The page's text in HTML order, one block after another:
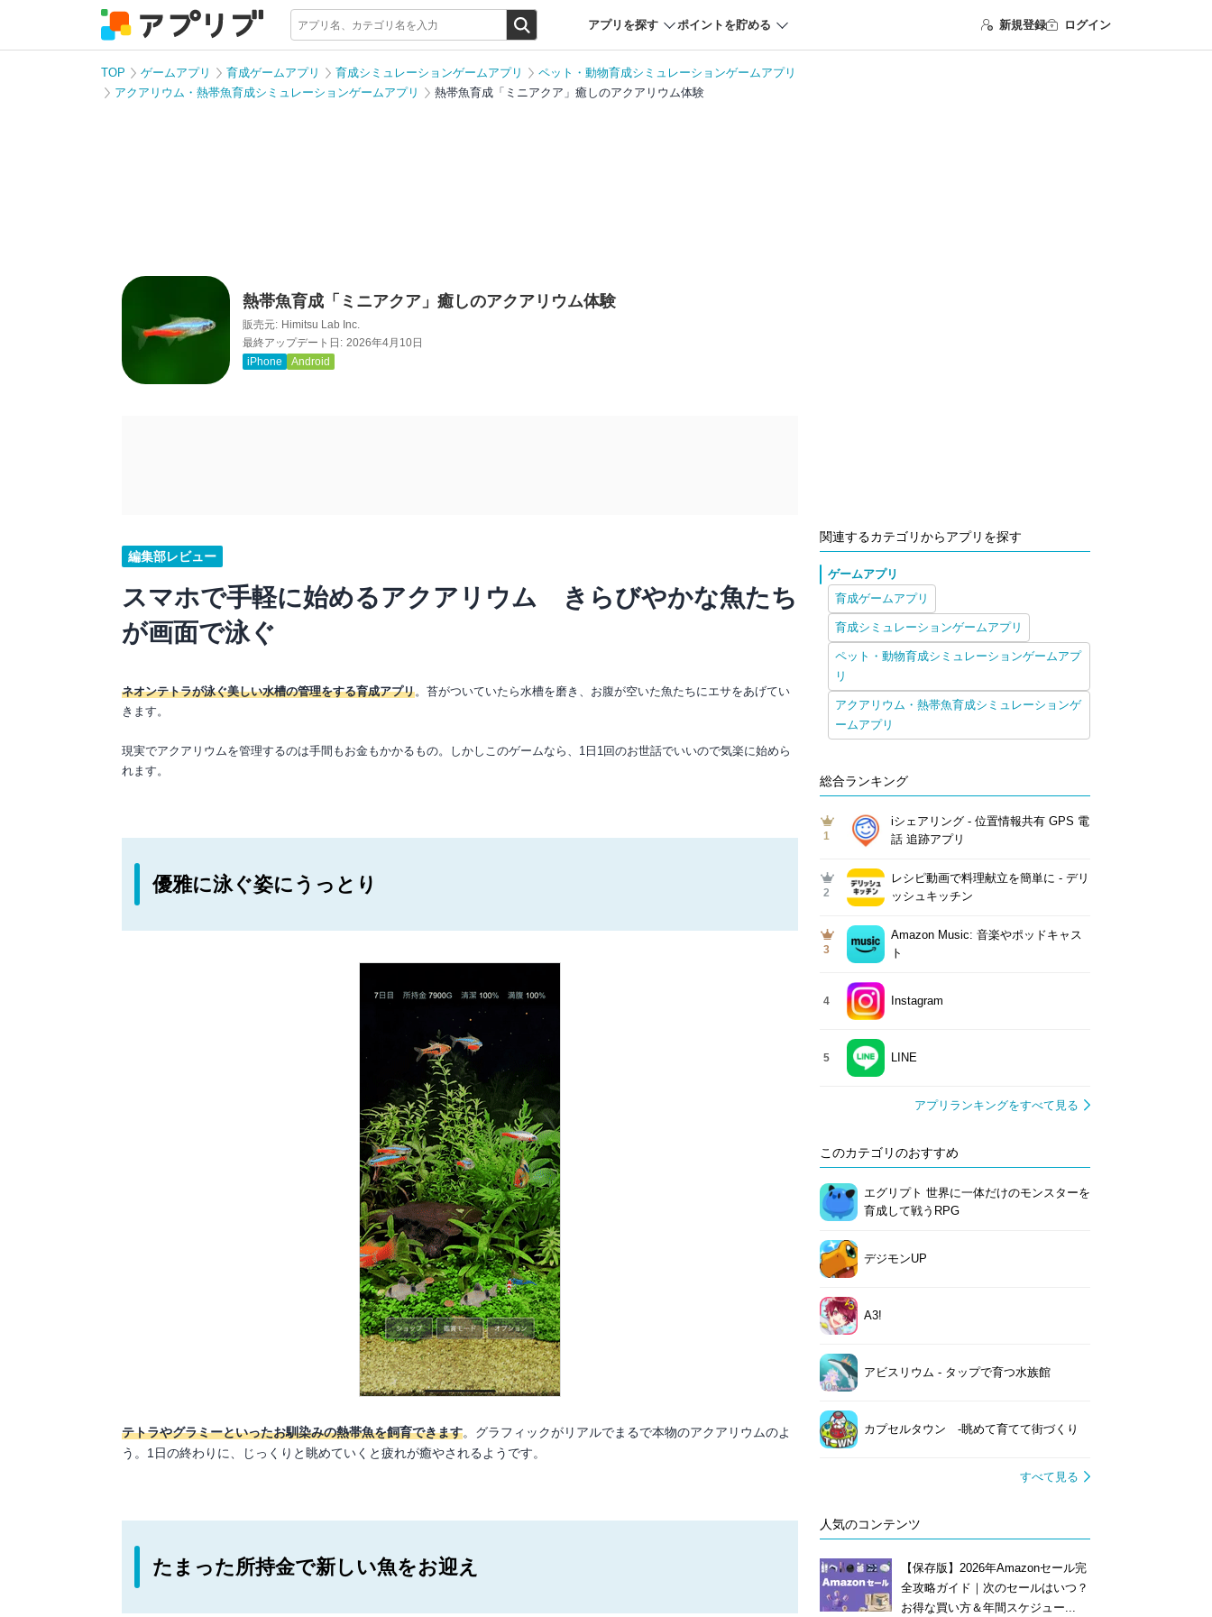
アプリを探す ポイントを貯める 新規登録 ログイン
TOP ゲームアプリ 育成ゲームアプリ 育成シミュレーションゲームアプリ
ペット・動物育成シミュレーションゲームアプリ
アクアリウム・熱帯魚育成シミュレーションゲームアプリ
熱帯魚育成「ミニアクア」癒しのアクアリウム体験
熱帯魚育成「ミニアクア」癒しのアクアリウム体験
販売元: Himitsu Lab Inc.
最終アップデート日: 2026年4月10日
iPhone
Android
編集部レビュー
スマホで手軽に始めるアクアリウム きらびやかな魚たち
が画面で泳ぐ
ネオンテトラが泳ぐ美しい水槽の管理をする育成アプリ。苔がついていたら水槽を磨き、お腹が空いた魚たちにエサをあげてい
きます。
現実でアクアリウムを管理するのは手間もお金もかかるもの。しかしこのゲームなら、1日1回のお世話でいいので気楽に始めら
れます。
優雅に泳ぐ姿にうっとり
テトラやグラミーといったお馴染みの熱帯魚を飼育できます。グラフィックがリアルでまるで本物のアクアリウムのよ
う。1日の終わりに、じっくりと眺めていくと疲れが癒やされるようです。
たまった所持金で新しい魚をお迎え
関連するカテゴリからアプリを探す
ゲームアプリ
育成ゲームアプリ
育成シミュレーションゲームアプリ
ペット・動物育成シミュレーションゲームアプ
リ
アクアリウム・熱帯魚育成シミュレーションゲ
ームアプリ
総合ランキング
1
iシェアリング - 位置情報共有 GPS 電
話 追跡アプリ
2
レシピ動画で料理献立を簡単‪に - デリ
ッシュキッチン
3
Amazon Music: 音楽やポッドキャス
ト
4 Instagram
5 LINE
アプリランキングをすべて見る
このカテゴリのおすすめ
エグリプト 世界に一体だけのモンスターを
育成して戦うRPG
デジモンUP
A3!
アビスリウム - タップで育つ水族館
カプセルタウン -眺めて育てて街づくり
すべて見る
人気のコンテンツ
【保存版】2026年Amazonセール完
全攻略ガイド｜次のセールはいつ？
お得な買い方＆年間スケジュー...